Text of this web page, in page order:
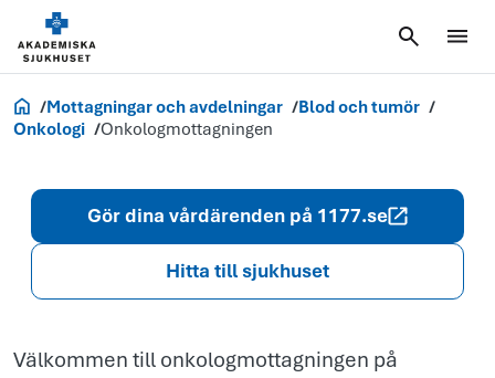
Akademiska.se
Mottagningar och avdelningar
Blod och tumör
Onkologi
Onkologmottagningen
Gör dina vårdärenden på 1177.se
Hitta till sjukhuset
Välkommen till onkologmottagningen på